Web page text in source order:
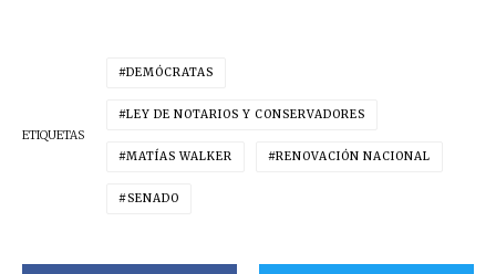
ETIQUETAS
DEMÓCRATAS
LEY DE NOTARIOS Y CONSERVADORES
MATÍAS WALKER RENOVACIÓN NACIONAL
SENADO